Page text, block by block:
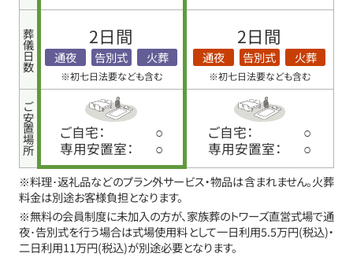
葬儀日数
ご安置場所
2日間
通夜 告別式 火葬
※初七日法要なども含む
ご自宅：
○
専用安置室：
○
2日間
通夜 告別式 火葬
※初七日法要なども含む
ご自宅：
○
専用安置室：
○
※料理･返礼品などのプラン外サービス・物品は含まれません。火葬
料金は別途お客様負担となります。
※無料の会員制度に未加入の方が、家族葬のトワーズ直営式場で通
夜･告別式を行う場合は式場使用料として一日利用5.5万円(税込)・
二日利用11万円(税込)が別途必要となります。